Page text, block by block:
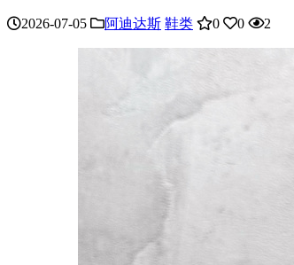
2026-07-05 阿迪达斯 鞋类 0 0 2